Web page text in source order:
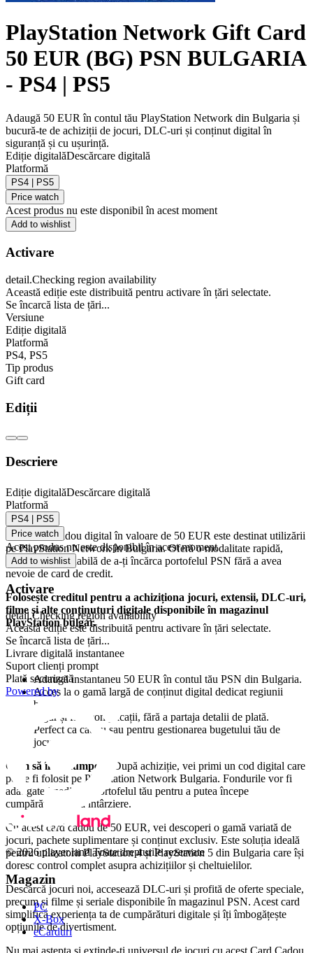
PlayStation Network Gift Card
50 EUR (BG) PSN BULGARIA
- PS4 | PS5
Adaugă 50 EUR în contul tău PlayStation Network din Bulgaria și
bucură-te de achiziții de jocuri, DLC-uri și conținut digital în
siguranță și cu ușurință.
Ediție digitalăDescărcare digitală
Platformă
PS4 | PS5
Price watch
Acest produs nu este disponibil în acest moment
Add to wishlist
Activare
detail.Checking region availability
Această ediție este distribuită pentru activare în țări selectate.
Se încarcă lista de țări...
Versiune
Ediție digitală
Platformă
PS4, PS5
Tip produs
Gift card
Ediții
Descriere
Card Cadou PlayStation Network 50 EUR (BG)
PSN BULGARIA
Acest card cadou digital în valoare de 50 EUR este destinat utilizării
pe PlayStation Network în Bulgaria. Oferă o modalitate rapidă,
sigură și convenabilă de a-ți încărca portofelul PSN fără a avea
nevoie de card de credit.
Folosește creditul pentru a achiziționa jocuri, extensii, DLC-uri,
filme și alte conținuturi digitale disponibile în magazinul
PlayStation bulgar.
Caracteristici principale:
Adaugă instantaneu 50 EUR în contul tău PSN din Bulgaria.
Acces la o gamă largă de conținut digital dedicat regiunii
bulgare.
Sigur și fără complicații, fără a partaja detalii de plată.
Perfect ca cadou sau pentru gestionarea bugetului tău de
jocuri.
Cum să îl răscumperi:
După achiziție, vei primi un cod digital care
poate fi folosit pe PlayStation Network Bulgaria. Fondurile vor fi
adăugate imediat în portofelul tău pentru a putea începe
cumpărăturile fără întârziere.
Cu acest card cadou de 50 EUR, vei descoperi o gamă variată de
jocuri, pachete suplimentare și conținut exclusiv. Este soluția ideală
pentru utilizatorii PlayStation 4 și PlayStation 5 din Bulgaria care își
doresc control complet asupra achizițiilor și cheltuielilor.
Descarcă jocuri noi, accesează DLC-uri și profită de oferte speciale,
precum și filme și seriale disponibile în magazinul PSN. Acest card
simplifică experiența ta de cumpărături digitale și îți îmbogățește
opțiunile de divertisment.
Nu mai aștepta și extinde-ți universul de jocuri cu acest Card Cadou
Ediție digitalăDescărcare digitală
Platformă
PS4 | PS5
Price watch
Acest produs nu este disponibil în acest moment
Add to wishlist
Activare
detail.Checking region availability
Această ediție este distribuită pentru activare în țări selectate.
Se încarcă lista de țări...
Livrare digitală instantanee
Suport clienți prompt
Plată securizată
Powered by
© 2026 player.land Toate drepturile rezervate
Magazin
PC
X-Box
eCarduri